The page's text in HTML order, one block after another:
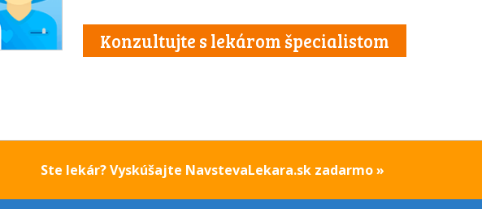
Konzultujte s lekárom špecialistom
Ste lekár? Vyskúšajte NavstevaLekara.sk zadarmo »